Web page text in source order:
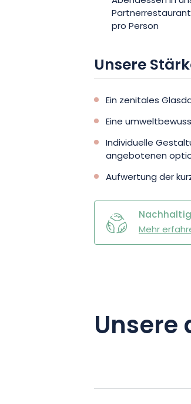
durchgeführt
Freunden kommen,
Naturparks
pro Person
Unsere
Ein zenitales
Eine
Individuelle
angebotenen
Aufwertung der
Mehr